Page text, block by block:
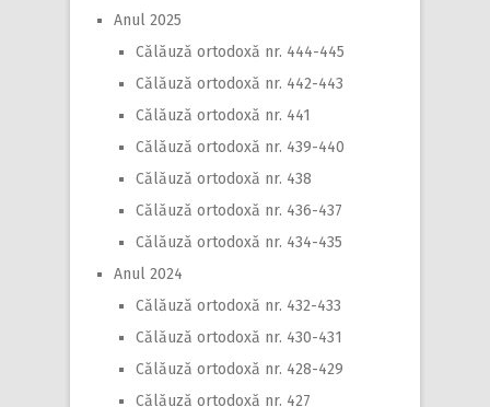
Anul 2025
Călăuză ortodoxă nr. 444-445
Călăuză ortodoxă nr. 442-443
Călăuză ortodoxă nr. 441
Călăuză ortodoxă nr. 439-440
Călăuză ortodoxă nr. 438
Călăuză ortodoxă nr. 436-437
Călăuză ortodoxă nr. 434-435
Anul 2024
Călăuză ortodoxă nr. 432-433
Călăuză ortodoxă nr. 430-431
Călăuză ortodoxă nr. 428-429
Călăuză ortodoxă nr. 427